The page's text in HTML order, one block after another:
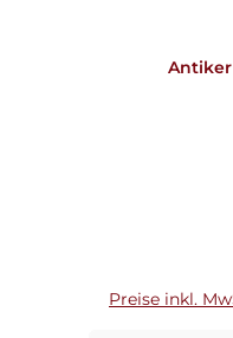
Preise inkl.